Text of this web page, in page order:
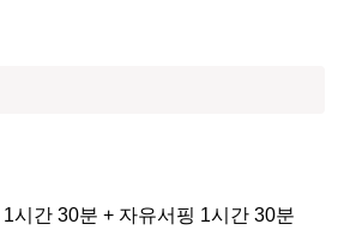
시간 30분 + 자유서핑 1시간 30분